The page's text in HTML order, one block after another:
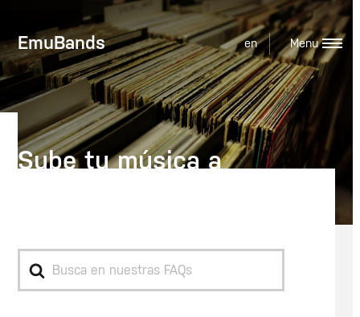
EmuBands en
Sube tu música a
For